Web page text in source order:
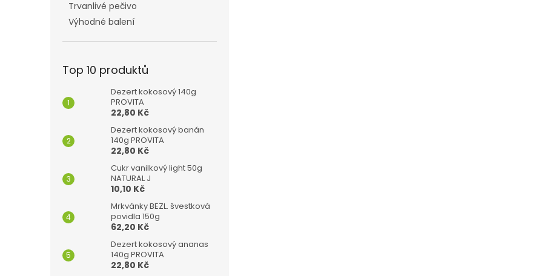
Trvanlivé pečivo
Výhodné balení
Top 10 produktů
Dezert kokosový 140g
PROVITA
22,80 Kč
Dezert kokosový banán
140g PROVITA
22,80 Kč
Cukr vanilkový light 50g
NATURAL J
10,10 Kč
Mrkvánky BEZL. švestková
povidla 150g
62,20 Kč
Dezert kokosový ananas
140g PROVITA
22,80 Kč